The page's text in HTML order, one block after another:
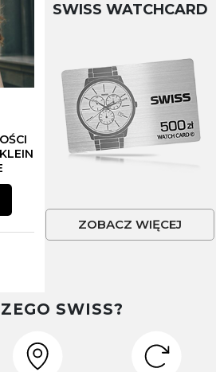
SWISS WATCHCARD
ZOBACZ WIĘCEJ
SWISS?